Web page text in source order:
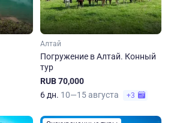
Алтай
Погружение в Алтай. Конный
тур
RUB 70,000
6 дн. 10—15 августа +3